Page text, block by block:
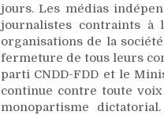
jours. Les médias
journalistes contraints à
organisations de la
fermeture de tous leurs
parti CNDD-FDD et le
continue contre toute
monopartisme